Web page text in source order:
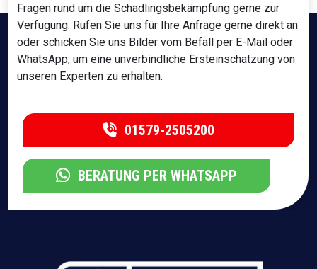
Fragen rund um die Schädlingsbekämpfung gerne zur
Verfügung. Rufen Sie uns für Ihre Anfrage gerne direkt an
oder schicken Sie uns Bilder vom Befall per E-Mail oder
WhatsApp, um eine unverbindliche Ersteinschätzung von
unseren Experten zu erhalten.
01579-2505200
BERATUNG PER WHATSAPP